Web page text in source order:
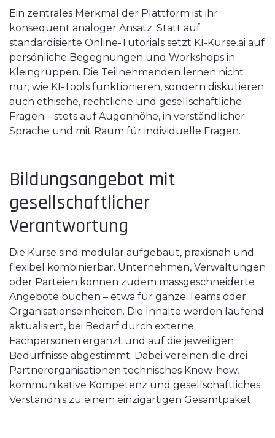
Ein zentrales Merkmal der Plattform ist ihr
konsequent analoger Ansatz. Statt auf
standardisierte Online-Tutorials setzt KI-Kurse.ai auf
persönliche Begegnungen und Workshops in
Kleingruppen. Die Teilnehmenden lernen nicht
nur, wie KI-Tools funktionieren, sondern diskutieren
auch ethische, rechtliche und gesellschaftliche
Fragen – stets auf Augenhöhe, in verständlicher
Sprache und mit Raum für individuelle Fragen.
Bildungsangebot mit
gesellschaftlicher
Verantwortung
Die Kurse sind modular aufgebaut, praxisnah und
flexibel kombinierbar. Unternehmen, Verwaltungen
oder Parteien können zudem massgeschneiderte
Angebote buchen – etwa für ganze Teams oder
Organisationseinheiten. Die Inhalte werden laufend
aktualisiert, bei Bedarf durch externe
Fachpersonen ergänzt und auf die jeweiligen
Bedürfnisse abgestimmt. Dabei vereinen die drei
Partnerorganisationen technisches Know-how,
kommunikative Kompetenz und gesellschaftliches
Verständnis zu einem einzigartigen Gesamtpaket.